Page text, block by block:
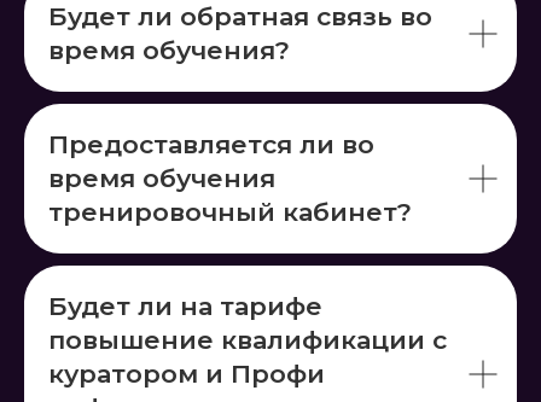
Будет ли обратная связь во
время обучения?
Предоставляется ли во
время обучения
тренировочный кабинет?
Будет ли на тарифе
повышение квалификации с
куратором и Профи